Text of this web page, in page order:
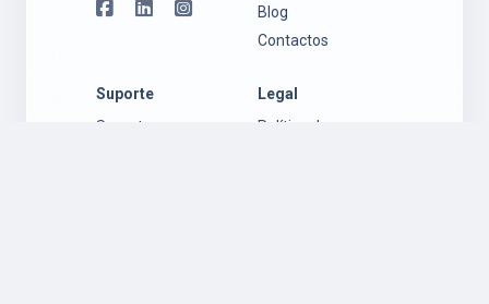
Blog
Contactos
Suporte
Suporte
Legal
Política de